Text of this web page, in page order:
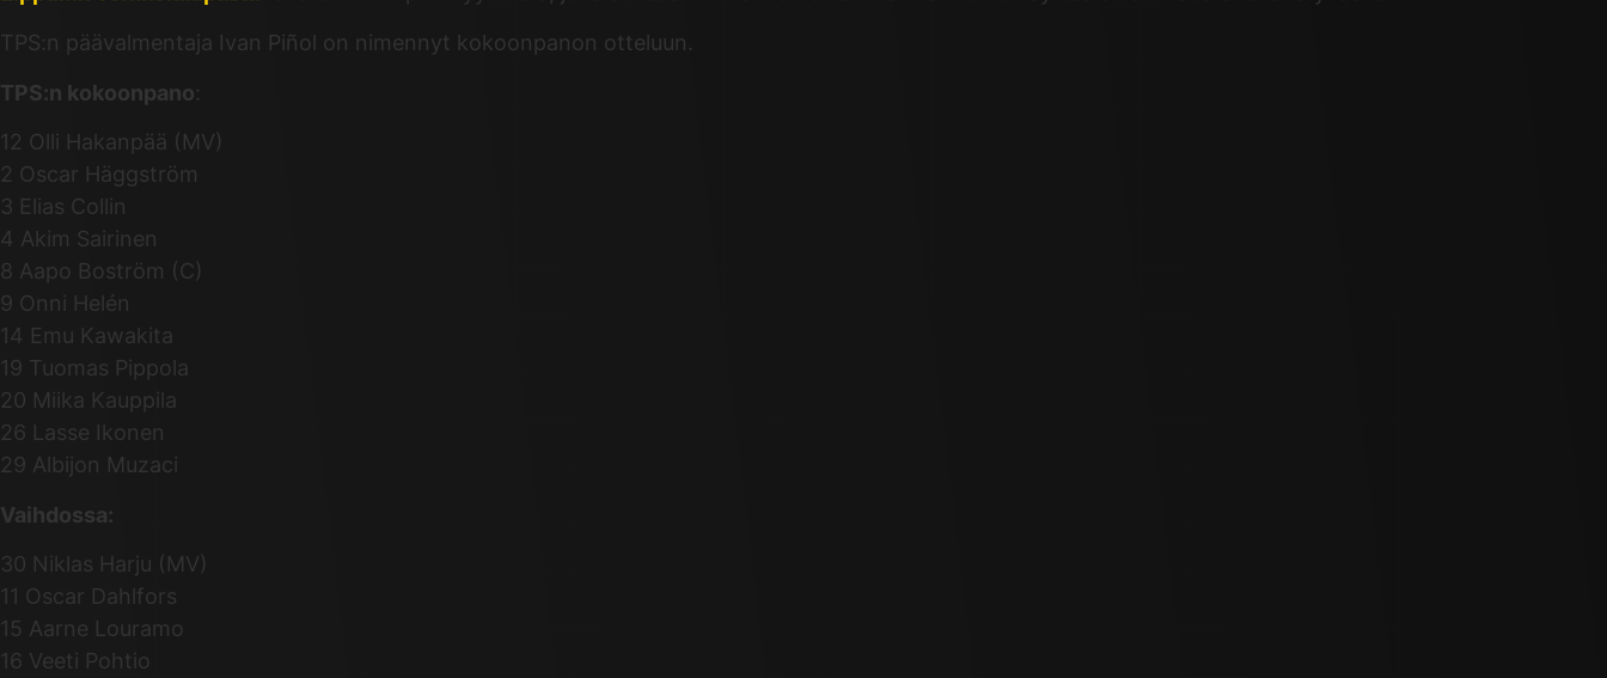
TPS:n päävalmentaja Ivan Piñol on nimennyt kokoonpanon otteluun.
TPS:n kokoonpano:
12 Olli Hakanpää (MV)
2 Oscar Häggström
3 Elias Collin
4 Akim Sairinen
8 Aapo Boström (C)
9 Onni Helén
14 Emu Kawakita
19 Tuomas Pippola
20 Miika Kauppila
26 Lasse Ikonen
29 Albijon Muzaci
Vaihdossa:
30 Niklas Harju (MV)
11 Oscar Dahlfors
15 Aarne Louramo
16 Veeti Pohtio